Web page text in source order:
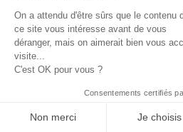
AJOUTER AU
On a attendu d'être sûrs que le contenu
ce site vous intéresse avant de vous
déranger, mais on aimerait bien vous
visite...
C'est OK pour vous ?
Consentements certifiés
Non merci Je choisis